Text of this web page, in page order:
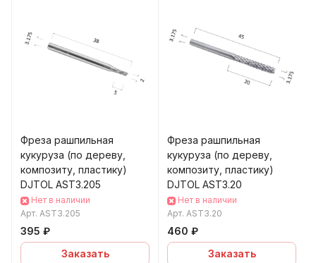
Фреза рашпильная
кукуруза (по дереву,
композиту, пластику)
DJTOL AST3.205
Нет в наличии
Арт. AST3.205
395 ₽
Заказать
Фреза рашпильная
кукуруза (по дереву,
композиту, пластику)
DJTOL AST3.20
Нет в наличии
Арт. AST3.20
460 ₽
Заказать